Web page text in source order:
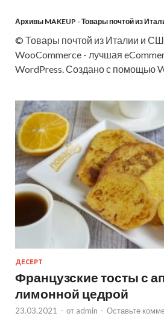
Архивы MAKEUP - Товары почтой из
© Товары почтой из Италии и
WooCommerce - лучшая
WordPress. Создано с помощью
ДЕСЕРТ
Французские тосты с
лимонной цедрой
23.03.2021 - от admin - Оставьте